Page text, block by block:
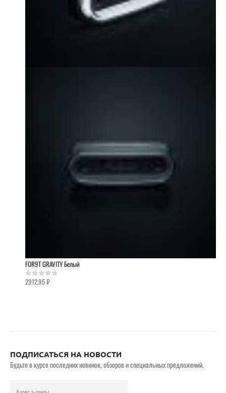
FOR9T GRAVITY Белый
0out of 5
2912,95₽
ПОДПИСАТЬСЯ НА НОВОСТИ
Будьте в курсе последних новинок, обзоров и специальных предложений.